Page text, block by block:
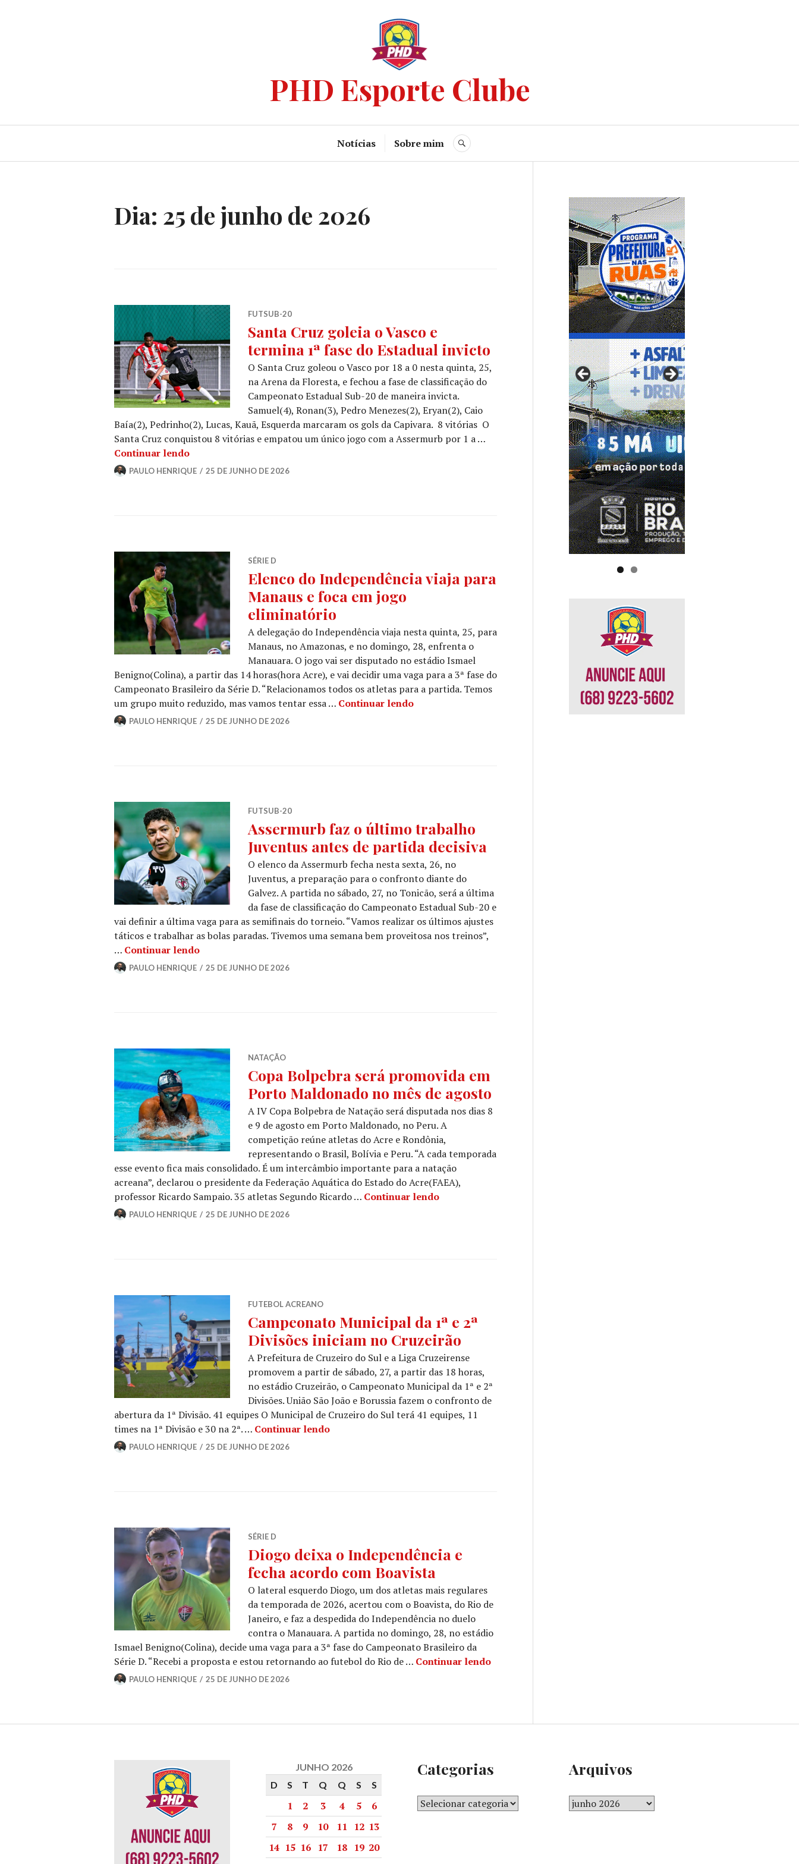
PHD Esporte Clube
Notícias Sobre mim
Dia: 25 de junho de 2026
FUTSUB-20
Santa Cruz goleia o Vasco e
termina 1ª fase do Estadual invicto
O Santa Cruz goleou o Vasco por 18 a 0 nesta quinta, 25,
na Arena da Floresta, e fechou a fase de classificação do
Campeonato Estadual Sub-20 de maneira invicta.
Samuel(4), Ronan(3), Pedro Menezes(2), Eryan(2), Caio
Baía(2), Pedrinho(2), Lucas, Kauã, Esquerda marcaram os gols da Capivara. 8 vitórias O
Santa Cruz conquistou 8 vitórias e empatou um único jogo com a Assermurb por 1 a …
Continuar lendo
PAULO HENRIQUE 25 DE JUNHO DE 2026
SÉRIE D
Elenco do Independência viaja para
Manaus e foca em jogo
eliminatório
A delegação do Independência viaja nesta quinta, 25, para
Manaus, no Amazonas, e no domingo, 28, enfrenta o
Manauara. O jogo vai ser disputado no estádio Ismael
Benigno(Colina), a partir das 14 horas(hora Acre), e vai decidir uma vaga para a 3ª fase do
Campeonato Brasileiro da Série D. “Relacionamos todos os atletas para a partida. Temos
um grupo muito reduzido, mas vamos tentar essa … Continuar lendo
PAULO HENRIQUE 25 DE JUNHO DE 2026
FUTSUB-20
Assermurb faz o último trabalho
Juventus antes de partida decisiva
O elenco da Assermurb fecha nesta sexta, 26, no
Juventus, a preparação para o confronto diante do
Galvez. A partida no sábado, 27, no Tonicão, será a última
da fase de classificação do Campeonato Estadual Sub-20 e
vai definir a última vaga para as semifinais do torneio. “Vamos realizar os últimos ajustes
táticos e trabalhar as bolas paradas. Tivemos uma semana bem proveitosa nos treinos”,
… Continuar lendo
PAULO HENRIQUE 25 DE JUNHO DE 2026
NATAÇÃO
Copa Bolpebra será promovida em
Porto Maldonado no mês de agosto
A IV Copa Bolpebra de Natação será disputada nos dias 8
e 9 de agosto em Porto Maldonado, no Peru. A
competição reúne atletas do Acre e Rondônia,
representando o Brasil, Bolívia e Peru. “A cada temporada
esse evento fica mais consolidado. É um intercâmbio importante para a natação
acreana”, declarou o presidente da Federação Aquática do Estado do Acre(FAEA),
professor Ricardo Sampaio. 35 atletas Segundo Ricardo … Continuar lendo
PAULO HENRIQUE 25 DE JUNHO DE 2026
FUTEBOL ACREANO
Campeonato Municipal da 1ª e 2ª
Divisões iniciam no Cruzeirão
A Prefeitura de Cruzeiro do Sul e a Liga Cruzeirense
promovem a partir de sábado, 27, a partir das 18 horas,
no estádio Cruzeirão, o Campeonato Municipal da 1ª e 2ª
Divisões. União São João e Borussia fazem o confronto de
abertura da 1ª Divisão. 41 equipes O Municipal de Cruzeiro do Sul terá 41 equipes, 11
times na 1ª Divisão e 30 na 2ª. … Continuar lendo
PAULO HENRIQUE 25 DE JUNHO DE 2026
SÉRIE D
Diogo deixa o Independência e
fecha acordo com Boavista
O lateral esquerdo Diogo, um dos atletas mais regulares
da temporada de 2026, acertou com o Boavista, do Rio de
Janeiro, e faz a despedida do Independência no duelo
contra o Manauara. A partida no domingo, 28, no estádio
Ismael Benigno(Colina), decide uma vaga para a 3ª fase do Campeonato Brasileiro da
Série D. “Recebi a proposta e estou retornando ao futebol do Rio de … Continuar lendo
PAULO HENRIQUE 25 DE JUNHO DE 2026
JUNHO 2026
D
S T Q Q S S
1 2 3 4 5
6
7
8 9 10 11 12 13
14 15 16 17 18 19 20
Categorias Arquivos